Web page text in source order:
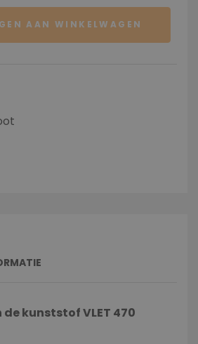
AAN WINKELWAGEN
kunststof VLET 470